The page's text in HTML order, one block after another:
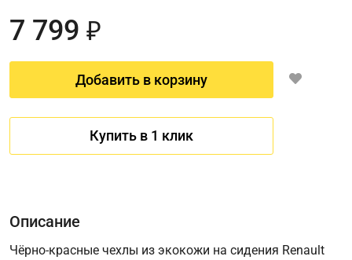
7 799 ₽
Добавить в корзину
Купить в 1 клик
Описание
Чёрно-красные чехлы из экокожи на сидения Renault